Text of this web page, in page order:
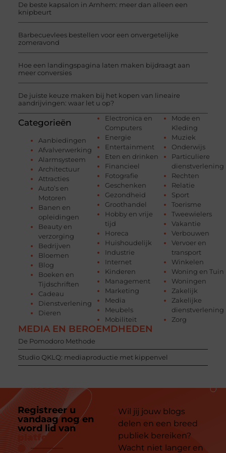
De beste kapsalon in Arnhem: meer dan alleen een
knipbeurt
Barbecuevlees bestellen voor een onvergetelijke
zomeravond
Hoe een landingspagina laten maken bijdraagt aan
meer conversies
De juiste keuze maken bij het kopen van lineaire
aandrijvingen: waar let u op?
Categorieën
Aanbiedingen
Afvalverwerking
Alarmsysteem
Architectuur
Attracties
Auto’s en
Motoren
Banen en
opleidingen
Beauty en
verzorging
Bedrijven
Bloemen
Blog
Boeken en
Tijdschriften
Cadeau
Dienstverlening
Dieren
Electronica en
Computers
Energie
Entertainment
Eten en drinken
Financieel
Fotografie
Geschenken
Gezondheid
Groothandel
Hobby en vrije
tijd
Horeca
Huishoudelijk
Industrie
Internet
Kinderen
Management
Marketing
Media
Meubels
Mobiliteit
Mode en
Kleding
Muziek
Onderwijs
Particuliere
dienstverlening
Rechten
Relatie
Sport
Toerisme
Tweewielers
Vakantie
Verbouwen
Vervoer en
transport
Winkelen
Woning en Tuin
Woningen
Zakelijk
Zakelijke
dienstverlening
Zorg
MEDIA EN BEROEMDHEDEN
De Pomodoro Methode
Studio QKLQ: mediaproductie met kippenvel
Registreer u
vandaag nog en
word lid van
platform
Wil jij jouw blogs
delen en een breed
publiek bereiken?
Wacht niet langer en